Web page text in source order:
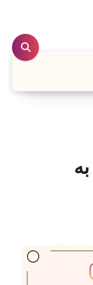
معنی کلمه Starve به